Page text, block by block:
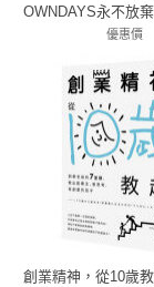
OWNDAYS永不放
優惠價
創業精神，從10歲